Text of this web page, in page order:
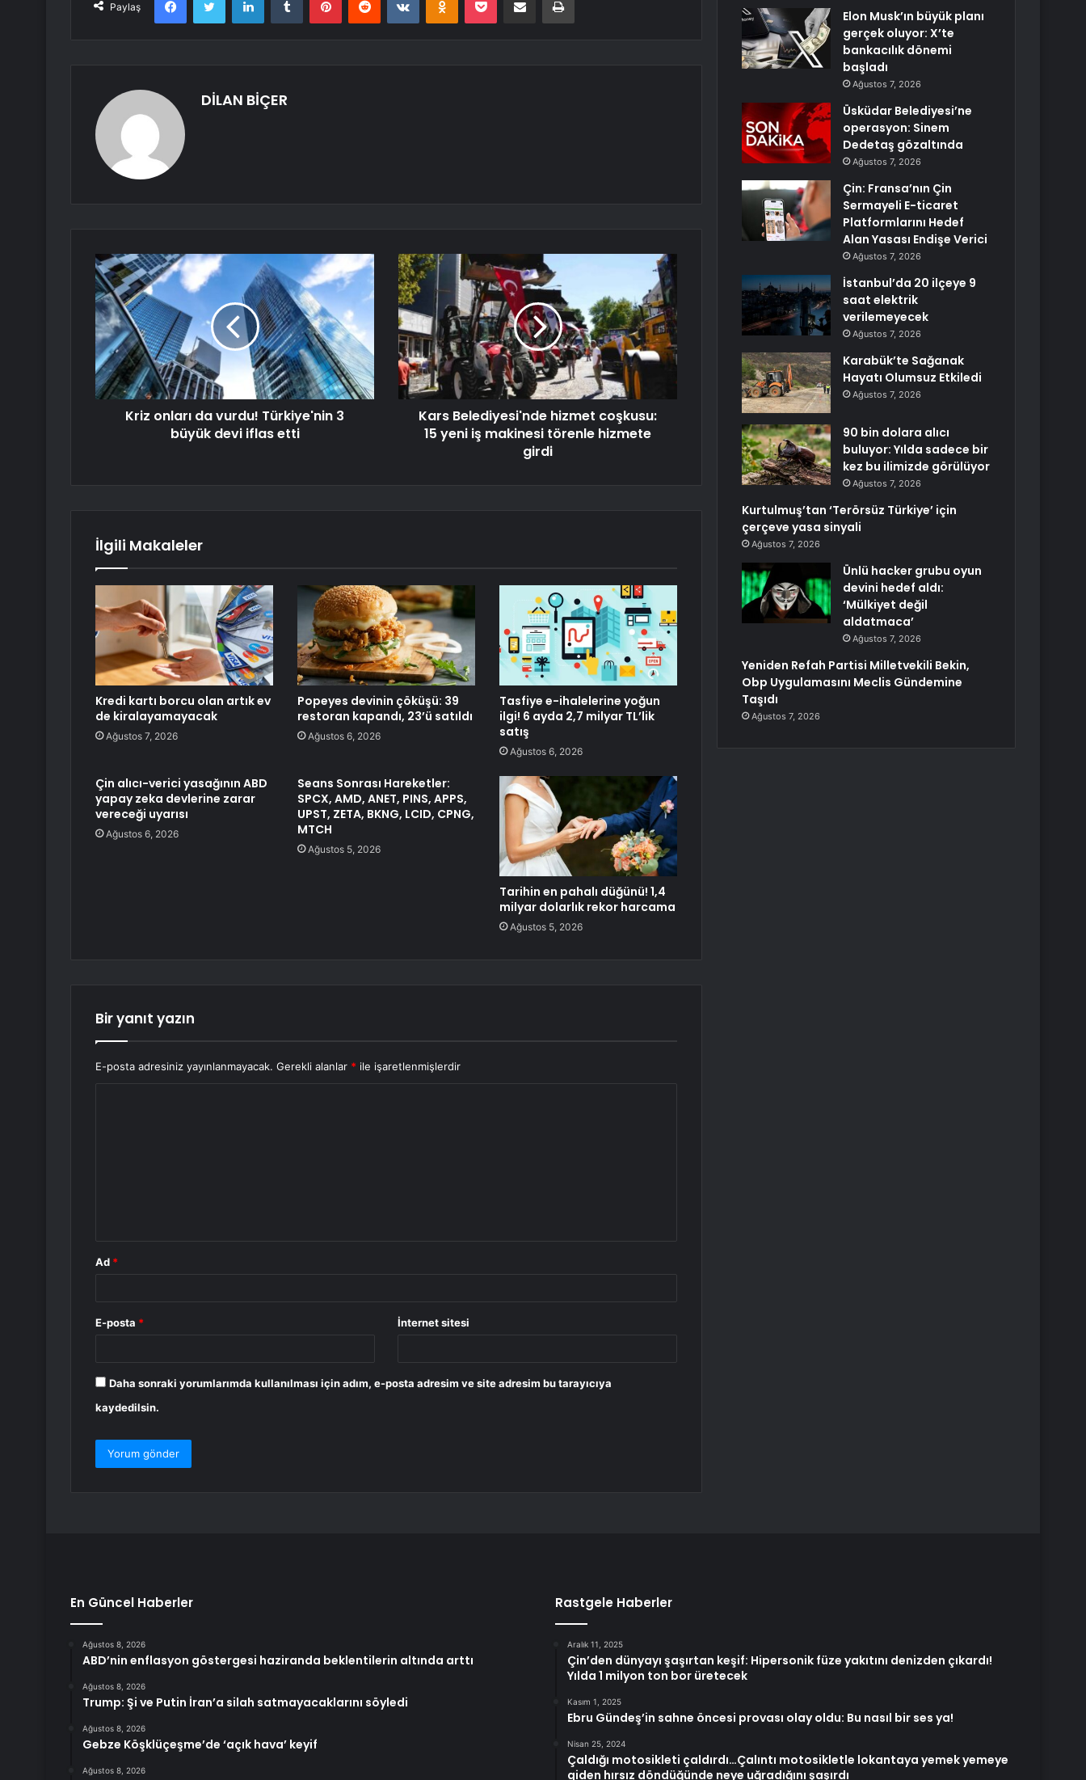
Paylaş
DİLAN BİÇER
Kriz onları da vurdu! Türkiye'nin 3
büyük devi iflas etti
Kars Belediyesi'nde hizmet coşkusu:
15 yeni iş makinesi törenle hizmete
girdi
İlgili Makaleler
Kredi kartı borcu olan artık ev
de kiralayamayacak
Ağustos 7, 2026
Popeyes devinin çöküşü: 39
restoran kapandı, 23’ü satıldı
Ağustos 6, 2026
Tasfiye e-ihalelerine yoğun
ilgi! 6 ayda 2,7 milyar TL’lik
satış
Ağustos 6, 2026
Çin alıcı-verici yasağının ABD
yapay zeka devlerine zarar
vereceği uyarısı
Ağustos 6, 2026
Seans Sonrası Hareketler:
SPCX, AMD, ANET, PINS, APPS,
UPST, ZETA, BKNG, LCID, CPNG,
MTCH
Ağustos 5, 2026
Tarihin en pahalı düğünü! 1,4
milyar dolarlık rekor harcama
Ağustos 5, 2026
Bir yanıt yazın
E-posta adresiniz yayınlanmayacak. Gerekli alanlar * ile işaretlenmişlerdir
Ad *
E-posta * İnternet sitesi
Daha sonraki yorumlarımda kullanılması için adım, e-posta adresim ve site adresim bu tarayıcıya
kaydedilsin.
Elon Musk’ın büyük planı
gerçek oluyor: X’te
bankacılık dönemi
başladı
Ağustos 7, 2026
Üsküdar Belediyesi’ne
operasyon: Sinem
Dedetaş gözaltında
Ağustos 7, 2026
Çin: Fransa’nın Çin
Sermayeli E-ticaret
Platformlarını Hedef
Alan Yasası Endişe Verici
Ağustos 7, 2026
İstanbul’da 20 ilçeye 9
saat elektrik
verilemeyecek
Ağustos 7, 2026
Karabük’te Sağanak
Hayatı Olumsuz Etkiledi
Ağustos 7, 2026
90 bin dolara alıcı
buluyor: Yılda sadece bir
kez bu ilimizde görülüyor
Ağustos 7, 2026
Kurtulmuş’tan ‘Terörsüz Türkiye’ için
çerçeve yasa sinyali
Ağustos 7, 2026
Ünlü hacker grubu oyun
devini hedef aldı:
‘Mülkiyet değil
aldatmaca’
Ağustos 7, 2026
Yeniden Refah Partisi Milletvekili Bekin,
Obp Uygulamasını Meclis Gündemine
Taşıdı
Ağustos 7, 2026
En Güncel Haberler
Ağustos 8, 2026
ABD’nin enflasyon göstergesi haziranda beklentilerin altında arttı
Ağustos 8, 2026
Trump: Şi ve Putin İran’a silah satmayacaklarını söyledi
Ağustos 8, 2026
Gebze Köşklüçeşme’de ‘açık hava’ keyif
Ağustos 8, 2026
Rastgele Haberler
Aralık 11, 2025
Çin’den dünyayı şaşırtan keşif: Hipersonik füze yakıtını denizden çıkardı!
Yılda 1 milyon ton bor üretecek
Kasım 1, 2025
Ebru Gündeş’in sahne öncesi provası olay oldu: Bu nasıl bir ses ya!
Nisan 25, 2024
Çaldığı motosikleti çaldırdı…Çalıntı motosikletle lokantaya yemek yemeye
giden hırsız döndüğünde neye uğradığını şaşırdı